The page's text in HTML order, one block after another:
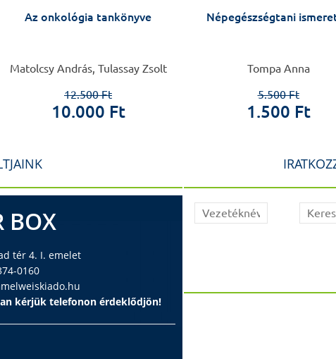
Az onkológia tankönyve
Matolcsy András, Tulassay Zsolt
12.500 Ft
10.000 Ft
Népegészségtani
Tompa Anna
5.500 Ft
1.500 Ft
BOX
tér 4. I. emelet
0160
kérjük telefonon érdeklődjön!